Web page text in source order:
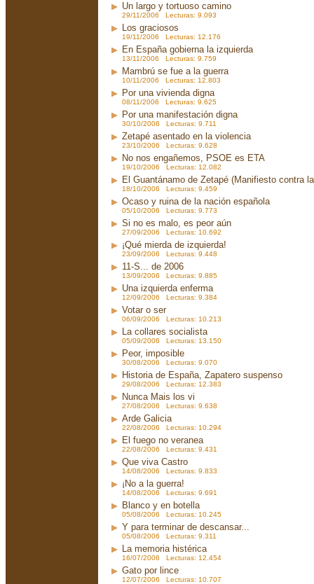
Un largo y tortuoso camino
29/11/2006 Lecturas: 9.093
Los graciosos
19/11/2006 Lecturas: 12.176
En España gobierna la izquierda
13/11/2006 Lecturas: 9.759
Mambrú se fue a la guerra
10/11/2006 Lecturas: 12.803
Por una vivienda digna
08/11/2006 Lecturas: 9.625
Por una manifestación digna
30/10/2006 Lecturas: 9.711
Zetapé asentado en la violencia
23/10/2006 Lecturas: 9.628
No nos engañemos, PSOE es ETA
19/10/2006 Lecturas: 12.082
El Guantánamo de Zetapé (Manifiesto contra
18/10/2006 Lecturas: 9.459
Ocaso y ruina de la nación española
05/10/2006 Lecturas: 9.773
Si no es malo, es peor aún
27/09/2006 Lecturas: 10.692
¡Qué mierda de izquierda!
23/09/2006 Lecturas: 9.448
11-S... de 2006
13/09/2006 Lecturas: 9.885
Una izquierda enferma
12/09/2006 Lecturas: 9.384
Votar o ser
06/09/2006 Lecturas: 10.213
La collares socialista
05/09/2006 Lecturas: 13.150
Peor, imposible
30/08/2006 Lecturas: 9.070
Historia de España, Zapatero suspenso
29/08/2006 Lecturas: 12.383
Nunca Mais los vi
27/08/2006 Lecturas: 9.638
Arde Galicia
22/08/2006 Lecturas: 10.294
El fuego no veranea
22/08/2006 Lecturas: 9.431
Que viva Castro
14/08/2006 Lecturas: 9.833
¡No a la guerra!
14/08/2006 Lecturas: 9.691
Blanco y en botella
05/08/2006 Lecturas: 10.245
Y para terminar de descansar...
05/08/2006 Lecturas: 9.311
La memoria histérica
16/07/2006 Lecturas: 12.454
Gato por lince
12/07/2006 Lecturas: 10.707